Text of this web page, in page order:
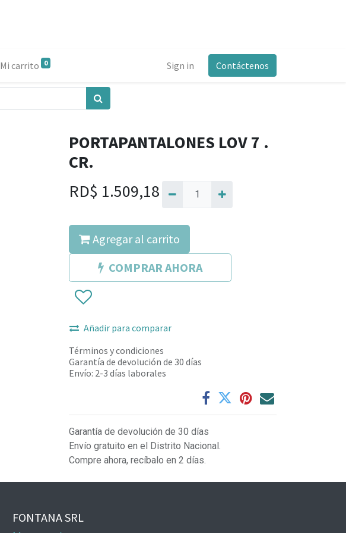
Mi carrito 0 Sign in Contáctenos
PORTAPANTALONES LOV 7 .
CR.
RD$ 1.509,18
Agregar al carrito
COMPRAR AHORA
Añadir para comparar
Términos y condiciones
Garantía de devolución de 30 días
Envío: 2-3 días laborales
Garantía de devolución de 30 días
Envío gratuito en el Distrito Nacional.
Compre ahora, recíbalo en 2 días.
FONTANA SRL